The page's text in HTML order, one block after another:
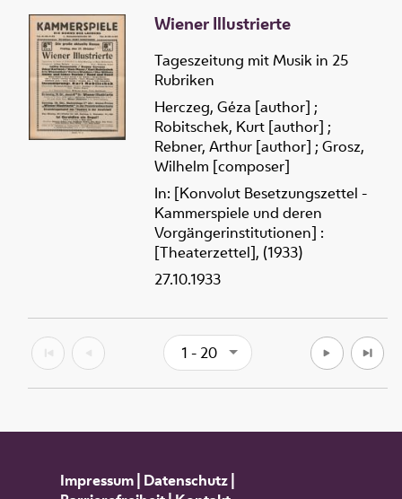
Wiener Illustrierte
Tageszeitung mit Musik in 25
Rubriken
Herczeg, Géza [author] ;
Robitschek, Kurt [author] ;
Rebner, Arthur [author] ; Grosz,
Wilhelm [composer]
In: [Konvolut Besetzungszettel -
Kammerspiele und deren
Vorgängerinstitutionen] :
[Theaterzettel], (1933)
27.10.1933
1 - 20
Impressum| Datenschutz|